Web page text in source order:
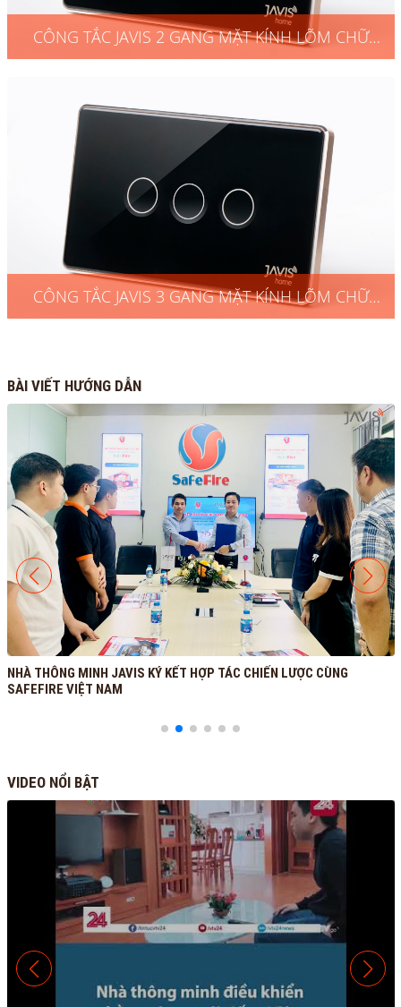
CÔNG TẮC JAVIS 2 GANG MẶT KÍNH LÕM CHỮ
CÔNG TẮC JAVIS 3 GANG MẶT KÍNH LÕM CHỮ
BÀI VIẾT HƯỚNG DẪN
KẾT HỢP TÁC CHIẾN LƯỢC CÙNG Những tính năng
VIDEO NỔI BẬT